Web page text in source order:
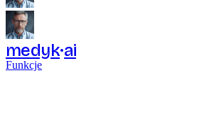
medyk ai
Funkcje